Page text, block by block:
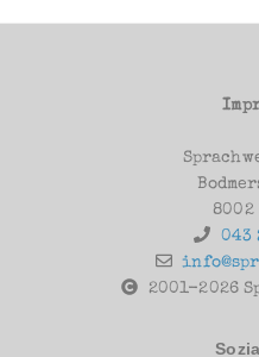
043
2001-2026